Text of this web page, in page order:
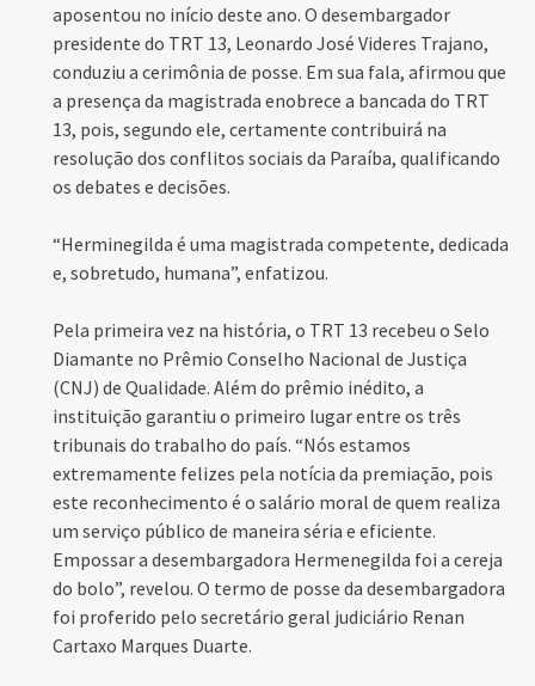
aposentou no início deste ano. O desembargador
presidente do TRT 13, Leonardo José Videres Trajano,
conduziu a cerimônia de posse. Em sua fala, afirmou que
a presença da magistrada enobrece a bancada do TRT
13, pois, segundo ele, certamente contribuirá na
resolução dos conflitos sociais da Paraíba, qualificando
os debates e decisões.
“Herminegilda é uma magistrada competente, dedicada
e, sobretudo, humana”, enfatizou.
Pela primeira vez na história, o TRT 13 recebeu o Selo
Diamante no Prêmio Conselho Nacional de Justiça
(CNJ) de Qualidade. Além do prêmio inédito, a
instituição garantiu o primeiro lugar entre os três
tribunais do trabalho do país. “Nós estamos
extremamente felizes pela notícia da premiação, pois
este reconhecimento é o salário moral de quem realiza
um serviço público de maneira séria e eficiente.
Empossar a desembargadora Hermenegilda foi a cereja
do bolo”, revelou. O termo de posse da desembargadora
foi proferido pelo secretário geral judiciário Renan
Cartaxo Marques Duarte.